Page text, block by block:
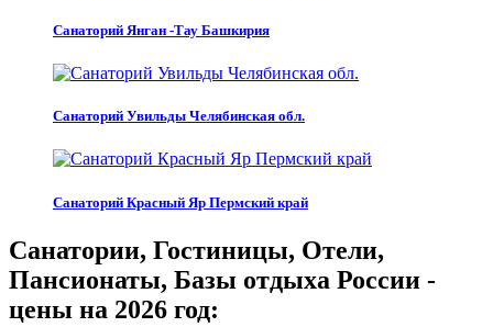
Санаторий Янган -Тау Башкирия
Санаторий Увильды Челябинская обл.
Санаторий Красный Яр Пермский край
Санатории, Гостиницы, Отели,
Пансионаты, Базы отдыха России -
цены на 2026 год: